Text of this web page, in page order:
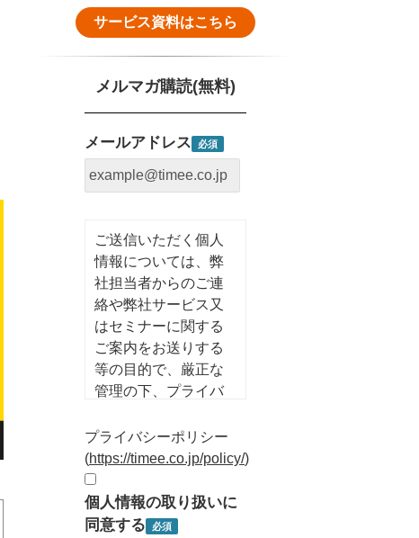
サービス資料はこちら
メルマガ購読(無料)
メールアドレス
ご送信いただく個人
情報については、弊
社担当者からのご連
絡や弊社サービス又
はセミナーに関する
ご案内をお送りする
等の目的で、厳正な
管理の下、プライバ
て利用させていただ
きます。
プライバシーポリシー
(https://timee.co.jp/policy/)
個人情報の取り扱いに
同意する